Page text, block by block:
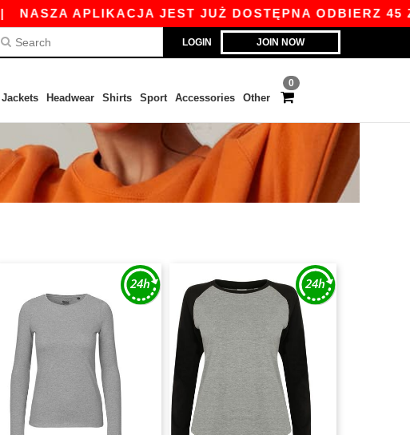
NASZA APLIKACJA JEST JUŻ DOSTĘPNA ODBIERZ 45
LOGIN JOIN NOW
0
Jackets Headwear Shirts Sport Accessories Other